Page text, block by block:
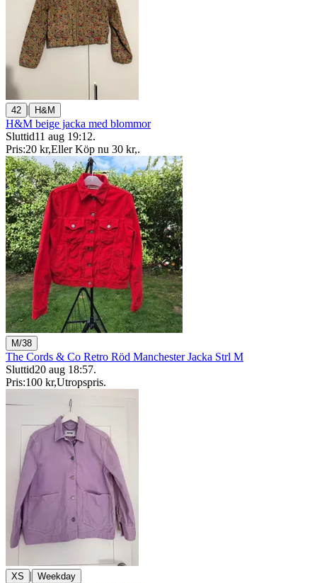
42 | H&M
H&M beige jacka med blommor
Sluttid11 aug 19:12.
Pris:20 kr,Eller Köp nu 30 kr,.
M/38
The Cords & Co Retro Röd Manchester Jacka Strl M
Sluttid20 aug 18:57.
Pris:100 kr,Utropspris.
XS | Weekday